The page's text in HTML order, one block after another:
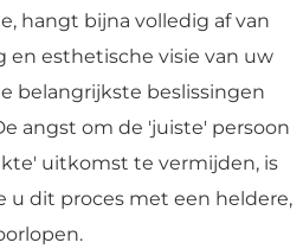
hangt bijna volledig af van
en esthetische visie van uw
belangrijkste beslissingen
angst om de 'juiste' persoon
uitkomst te vermijden, is
u dit proces met een heldere,